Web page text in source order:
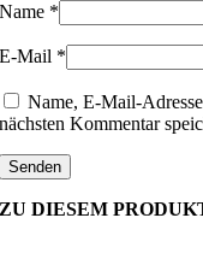
Name *
E-Mail *
Name, E-Mail-
nächsten Kommentar
ZU DIESEM